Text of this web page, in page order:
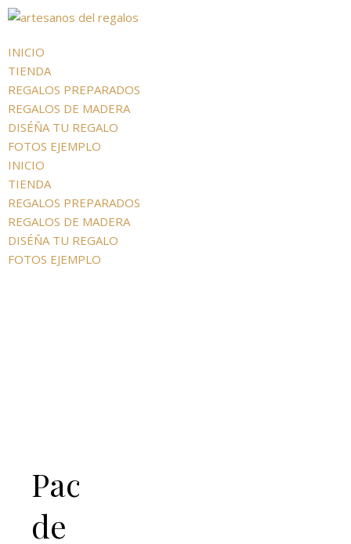
INICIO
TIENDA
REGALOS PREPARADOS
REGALOS DE MADERA
DISÉÑA TU REGALO
FOTOS EJEMPLO
INICIO
TIENDA
REGALOS PREPARADOS
REGALOS DE MADERA
DISÉÑA TU REGALO
FOTOS EJEMPLO
Pack
de